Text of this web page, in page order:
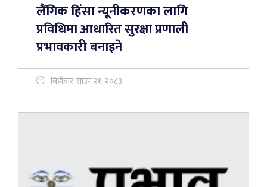
लैंगिक हिंसा न्यूनीकरणका लागि
प्रविधिमा आधारित सुरक्षा प्रणाली
प्रभावकारी बनाइने
बिहीबार, साउन २१, २०८३